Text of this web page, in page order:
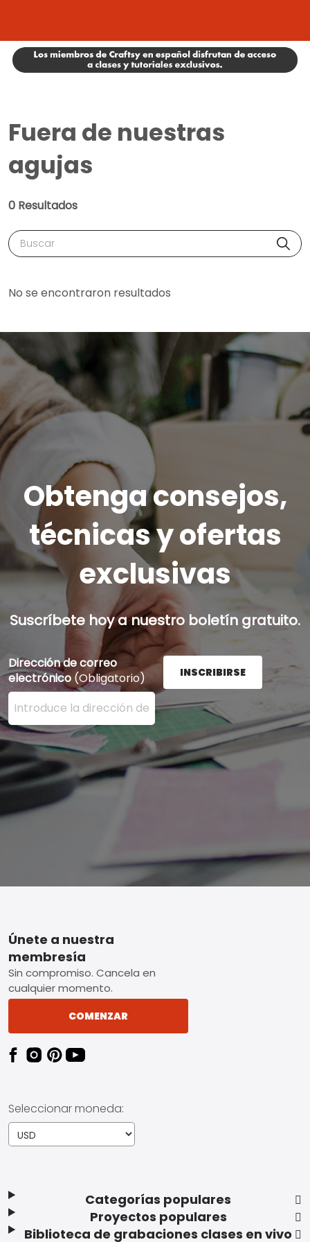
Fuera de nuestras
agujas
0 Resultados
Buscar
No se encontraron resultados
Obtenga consejos,
técnicas y ofertas
exclusivas
Suscríbete hoy a nuestro boletín gratuito.
Dirección de correo
electrónico (Obligatorio)
Ingrese su dirección de correo electrónico aquí y
INSCRIBIRSE
Footer
Categorías populares
Proyectos populares
Biblioteca de grabaciones clases en vivo
Únete a nuestra
membresía
Sin compromiso. Cancela en
cualquier momento.
COMENZAR
Seleccionar moneda: